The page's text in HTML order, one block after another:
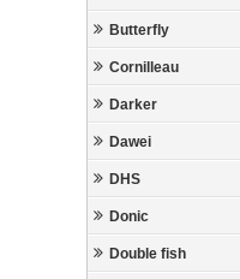
Butterfly
Cornilleau
Darker
Dawei
DHS
Donic
Double fish